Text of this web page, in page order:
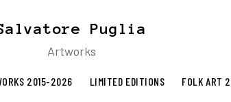
Puglia
Artworks
2015-2026 LIMITED EDITIONS FOLK ART